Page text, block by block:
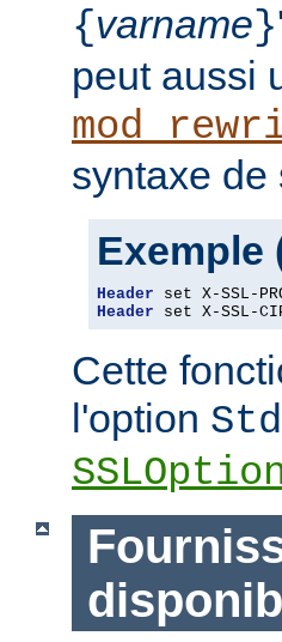
{varname}
peut aussi
syntaxe de
Exemple
Header set X-SSL-
Header set X-SSL-
Cette
l'option